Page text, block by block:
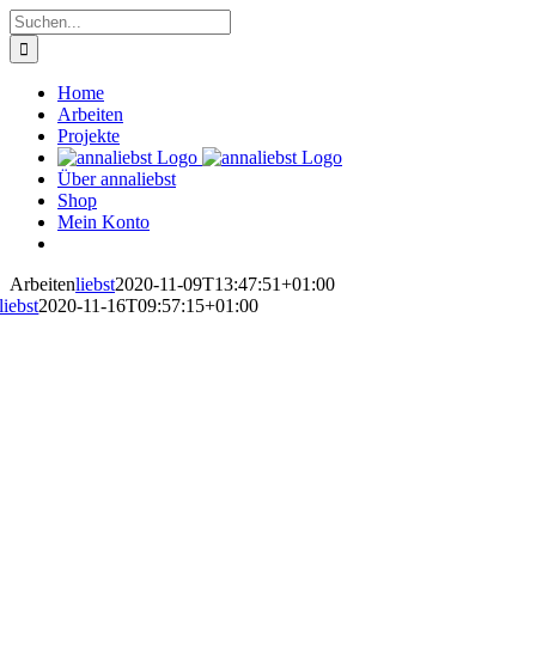
Zum
Inhalt
springen
Suche
nach:
Home
Arbeiten
Projekte
Über annaliebst
Shop
Mein Konto
Arbeitenliebst2020-11-09T13:47:51+01:00
liebst2020-11-16T09:57:15+01:00